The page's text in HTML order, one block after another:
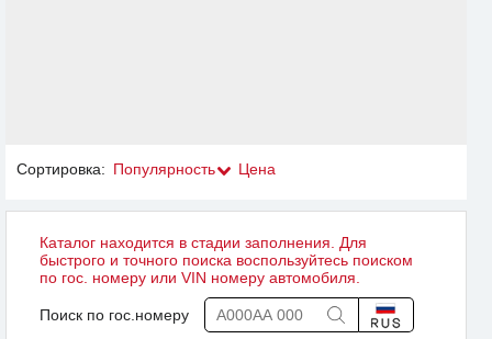
Сортировка: Популярность Цена
Каталог находится в стадии заполнения. Для
быстрого и точного поиска воспользуйтесь поиском
по гос. номеру или VIN номеру автомобиля.
Поиск по гос.номеру